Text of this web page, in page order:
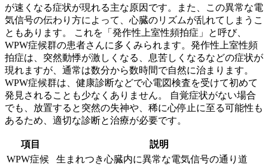
が速くなる症状が現れる主な原因です。
また、この異常な電
気信号の伝わり方によって、心臓のリズムが乱れてしまうこ
ともあります。
これを「発作性上室性頻拍症」と呼び、
WPW症候群の患者さんに多くみられます。発作性上室性頻
拍症は、突然動悸が激しくなる、息苦しくなるなどの症状が
現れますが、通常は数分から数時間で自然に治まります。
WPW症候群は、健康診断などで心電図検査を受けて初めて
発見されることも少なくありません。
自覚症状がない場合
でも、放置すると突然の失神や、稀に心停止に至る可能性も
あるため、適切な診断と治療が必要です。
項目
説明
WPW症候
生まれつき心臓内に異常な電気信号の通り道